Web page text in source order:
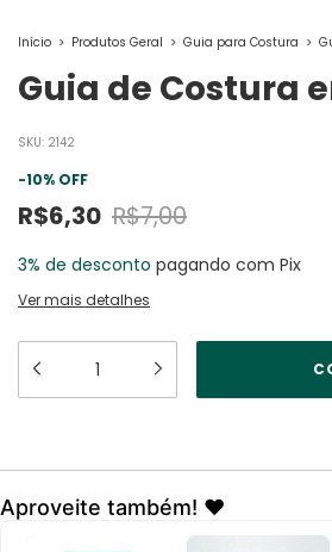
Início > Produtos Geral > Guia para Costura >
Guia de Costura
SKU: 2142
-10% OFF
R$6,30 R$7,00
3% de desconto pagando com Pix
Ver mais detalhes
Aproveite também! ❤️